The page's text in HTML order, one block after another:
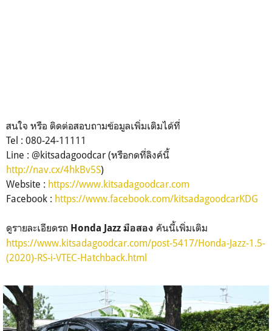
สนใจ หรือ ติดต่อสอบถามข้อมูลเพิ่มเติมได้ที่
Tel : 080-24-11111
Line : @kitsadagoodcar (หรือกดที่ลิงค์นี้
http://nav.cx/4hkBv5S)
Website : https://www.kitsadagoodcar.com
Facebook : https://www.facebook.com/kitsadagoodcarKDG
ดูรายละเอียดรถ Honda Jazz มือสอง คันนี้เพิ่มเติม
https://www.kitsadagoodcar.com/post-5417/Honda-Jazz-1.5-
(2020)-RS-i-VTEC-Hatchback.html